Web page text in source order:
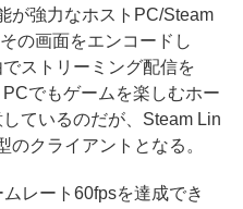
強力なホストPC/Steam
の画面をエンコードし
ストリーミング配信を
でもゲームを楽しむホー
ているのだが、Steam Lin
のクライアントとなる。
レート60fpsを達成でき